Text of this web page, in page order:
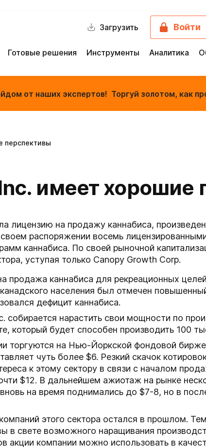
Загрузить Войти
Готовые решения Инструменты Аналитика
от наших экспертов! Торгуй золотом, как
перспективы
имеет хорошие
лицензию на продажу каннабиса,
распоряжении восемь
каннабиса. По своей рыночной
уступая только Canopy Growth Corp.
продажа каннабиса для рекреационных
населения был отмечен
дефицит каннабиса.
собирается нарастить свои мощности по
который будет способен производить 100
торгуются на Нью-Йоркской фондовой
чуть более $6. Резкий скачок
к этому сектору в связи с началом
$12. В дальнейшем ажиотаж на рынке
на время поднимались до $7-8, но в
этого сектора остался в прошлом.
в свете возможного наращивания
акции компании можно использовать в